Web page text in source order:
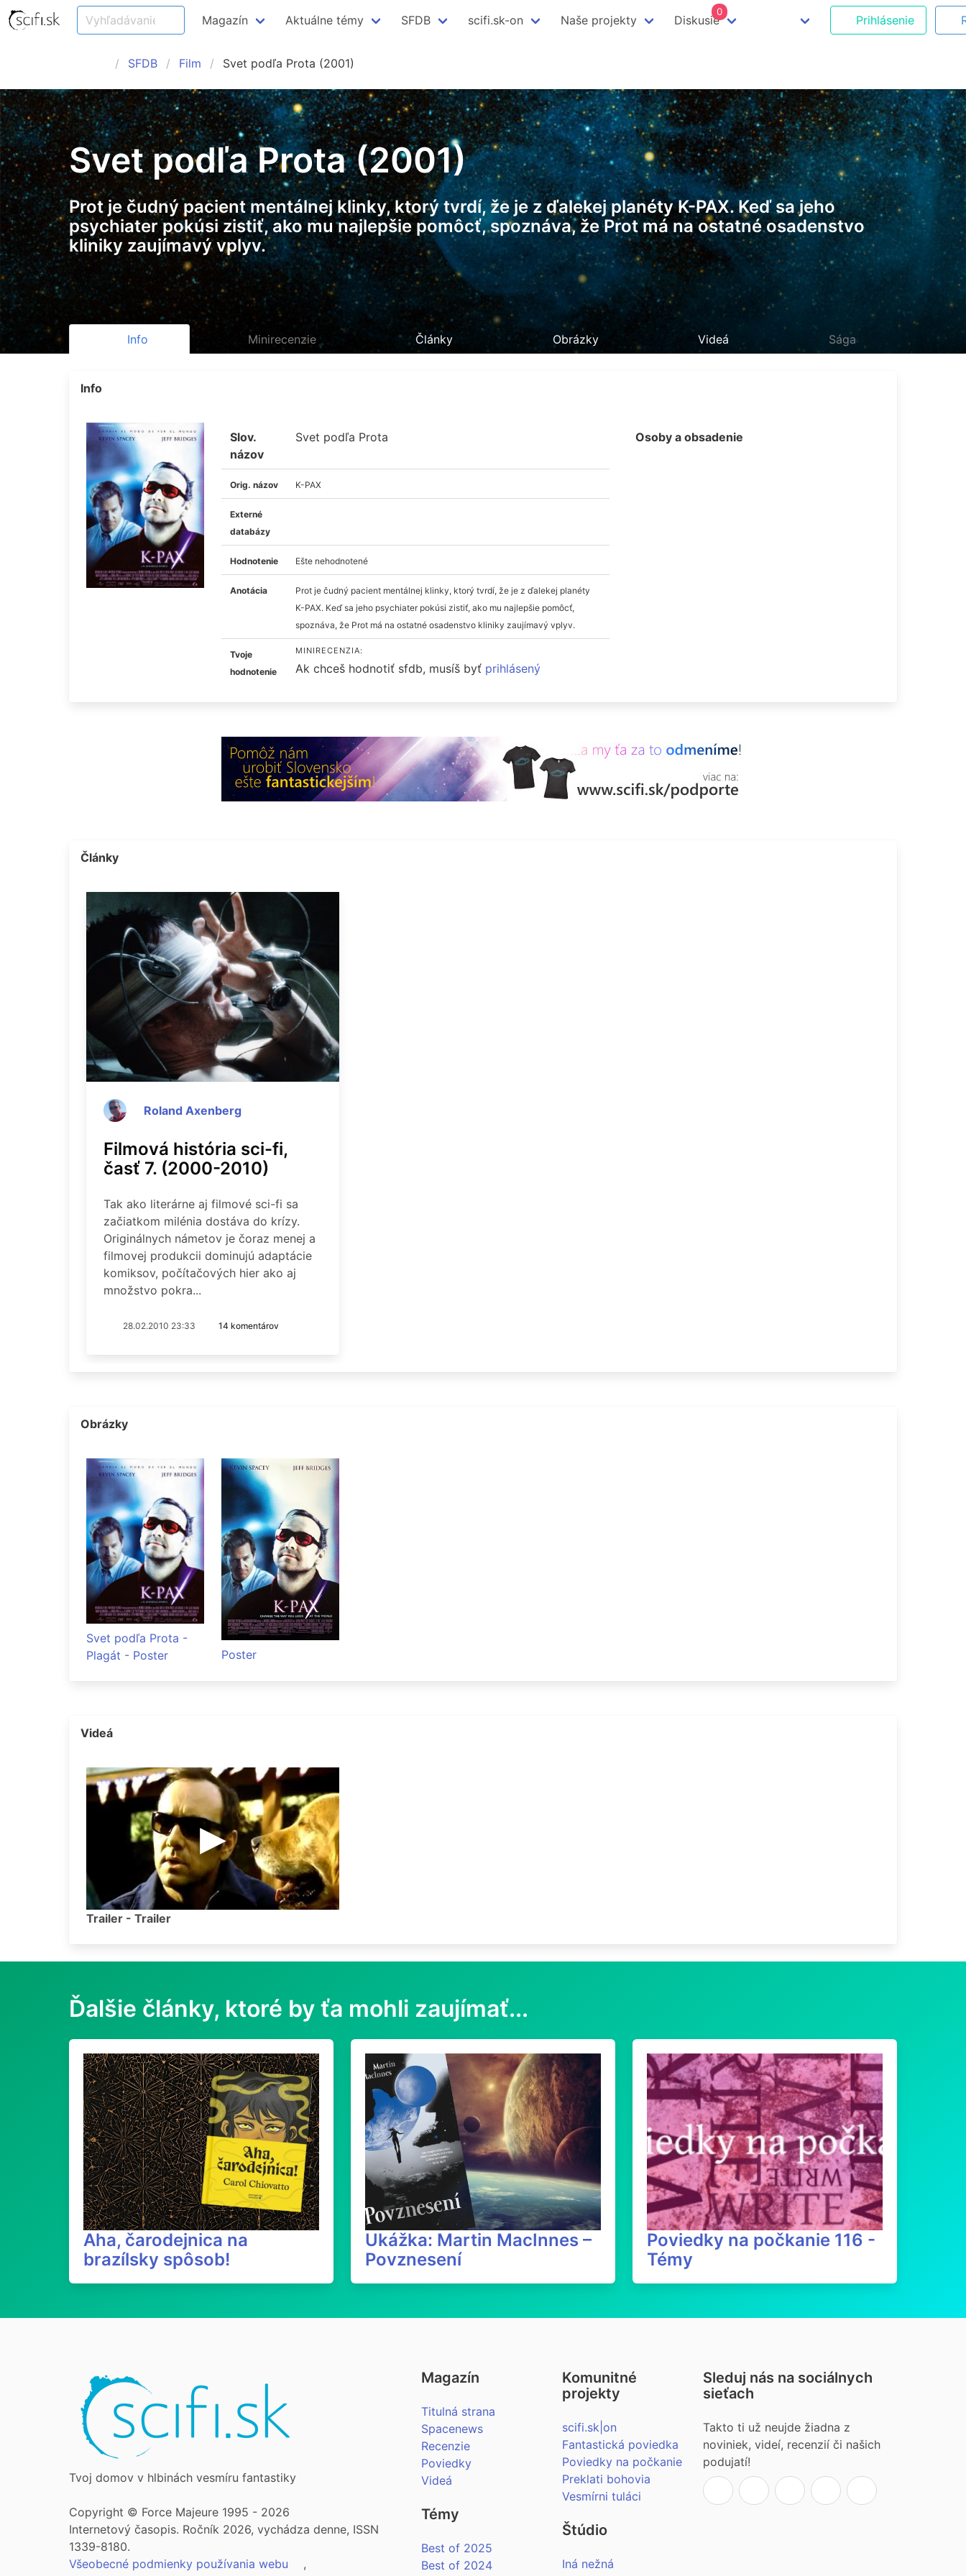
Magazín Aktuálne témy SFDB scifi.sk-on Naše projekty Diskusie
0
Prihlásenie
SFDB Film Svet podľa Prota (2001)
Svet podľa Prota (2001)
Prot je čudný pacient mentálnej klinky, ktorý tvrdí, že je z ďalekej planéty K-PAX. Keď sa jeho
psychiater pokúsi zistiť, ako mu najlepšie pomôcť, spoznáva, že Prot má na ostatné osadenstvo
kliniky zaujímavý vplyv.
Info Minirecenzie Články Obrázky Videá Sága
Info
Slov.
názov
Svet podľa Prota
Orig. názov K-PAX
Externé
databázy
Hodnotenie Ešte nehodnotené
Anotácia
Prot je čudný pacient mentálnej klinky, ktorý tvrdí, že je z ďalekej planéty
K-PAX. Keď sa jeho psychiater pokúsi zistiť, ako mu najlepšie pomôcť,
spoznáva, že Prot má na ostatné osadenstvo kliniky zaujímavý vplyv.
Tvoje
hodnotenie
MINIRECENZIA:
Ak chceš hodnotiť sfdb, musíš byť prihlásený
Osoby a obsadenie
Články
Roland Axenberg
Filmová história sci-fi,
časť 7. (2000-2010)
Tak ako literárne aj filmové sci-fi sa
začiatkom milénia dostáva do krízy.
Originálnych námetov je čoraz menej a
filmovej produkcii dominujú adaptácie
komiksov, počítačových hier ako aj
množstvo pokra...
28.02.2010 23:33 14 komentárov
Obrázky
Svet podľa Prota -
Plagát - Poster
Poster
Videá
Trailer - Trailer
Ďalšie články, ktoré by ťa mohli zaujímať...
Aha, čarodejnica na
brazílsky spôsob!
Ukážka: Martin MacInnes –
Povznesení
Poviedky na počkanie 116 -
Témy
Tvoj domov v hlbinách vesmíru fantastiky
Copyright © Force Majeure 1995 - 2026
Internetový časopis. Ročník 2026, vychádza denne, ISSN
1339-8180.
Všeobecné podmienky používania webu
,
Magazín
Titulná strana
Spacenews
Recenzie
Poviedky
Videá
Témy
Best of 2025
Best of 2024
Komunitné
projekty
scifi.sk|on
Fantastická poviedka
Poviedky na počkanie
Preklati bohovia
Vesmírni tuláci
Štúdio
Iná nežná
Sleduj nás na sociálnych
sieťach
Takto ti už neujde žiadna z
noviniek, videí, recenzií či našich
podujatí!